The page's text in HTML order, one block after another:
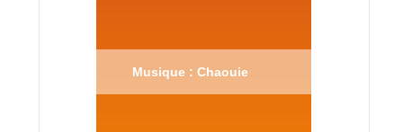
Musique : Chaouie